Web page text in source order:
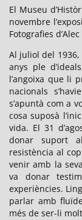
El Museu
novembre
Fotografies
Al juliol del 1936,
anys ple
l’angoixa que li
nacionals
s’apuntà com a
cosa suposà
vida. El 31
donar suport
resistència al
venir amb la
va donar
experiències.
parlar amb
més de ser-li